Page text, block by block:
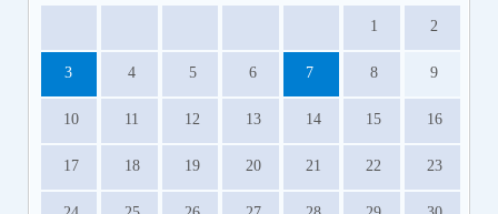
с 1 по 28 июля 2026 года.
1 2
3 4 5 6 7 8 9
10 11 12 13 14 15 16
17 18 19 20 21 22 23